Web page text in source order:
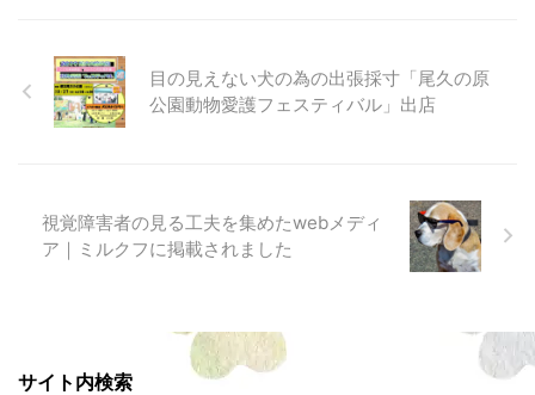
目の見えない犬の為の出張採寸「尾久の原
公園動物愛護フェスティバル」出店
視覚障害者の見る工夫を集めたwebメディ
ア｜ミルクフに掲載されました
サイト内検索